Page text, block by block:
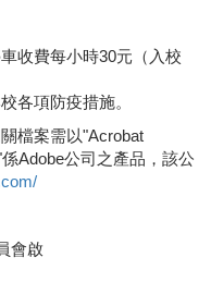
收費每小時30元（入校
各項防疫措施。
檔案需以"Acrobat
Adobe公司之產品，該公
會啟